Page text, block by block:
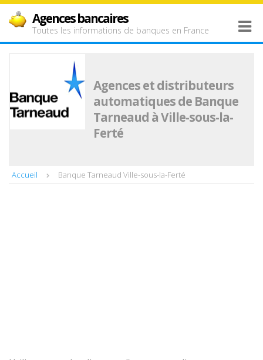
Agences bancaires
Toutes les informations de banques en France
Agences et distributeurs
automatiques de Banque
Tarneaud à Ville-sous-la-
Ferté
Accueil Banque Tarneaud Ville-sous-la-Ferté